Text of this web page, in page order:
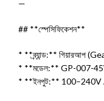
—
## **স্পেসিফিকেশন**
* **ব্র্যান্ড:** গিয়ারআপ
* **মডেল:** GP-007-
* **ইনপুট:** 100–240V